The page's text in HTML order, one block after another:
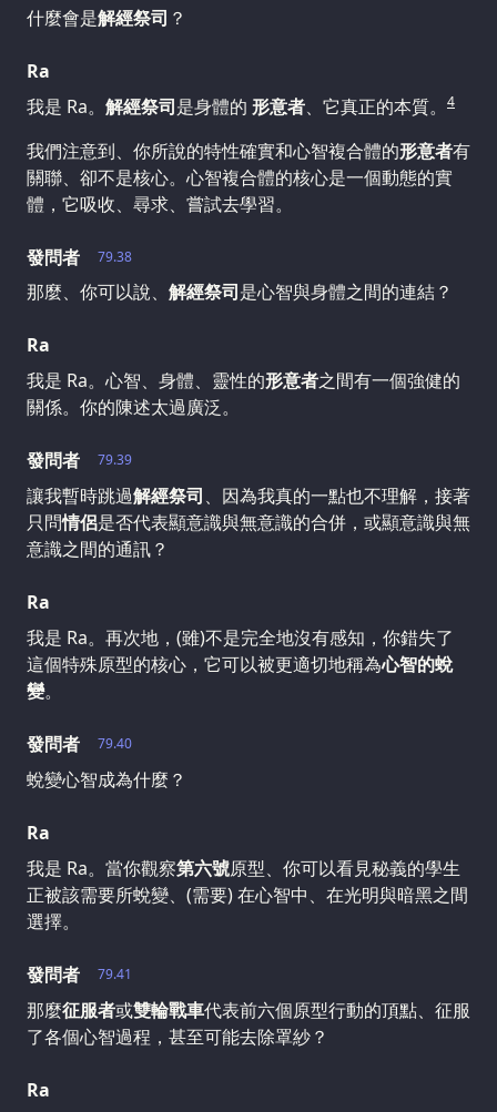
什麼會是解經祭司 ？
Ra
我是 Ra。 解經祭司是身體的 形意者、它真正的本質。 4
我們注意到、你所說的特性確實和心智複合體的形意者有
關聯、卻不是核心。心智複合體的核心是一個動態的實
體，它吸收、尋求、嘗試去學習。
79.38
發問者
那麼、你可以說、 解經祭司是心智與身體之間的連結？
Ra
我是 Ra。心智、身體、靈性的形意者之間有一個強健的
關係。你的陳述太過廣泛。
79.39
發問者
讓我暫時跳過解經祭司、因為我真的一點也不理解，接著
只問情侶是否代表顯意識與無意識的合併，或顯意識與無
意識之間的通訊？
Ra
我是 Ra。再次地，(雖)不是完全地沒有感知，你錯失了
這個特殊原型的核心，它可以被更適切地稱為心智的蛻
變。
79.40
發問者
蛻變心智成為什麼？
Ra
我是 Ra。當你觀察第六號原型、你可以看見秘義的學生
正被該需要所蛻變、(需要) 在心智中、在光明與暗黑之間
選擇。
79.41
發問者
那麼征服者或雙輪戰車代表前六個原型行動的頂點、征服
了各個心智過程，甚至可能去除罩紗？
Ra